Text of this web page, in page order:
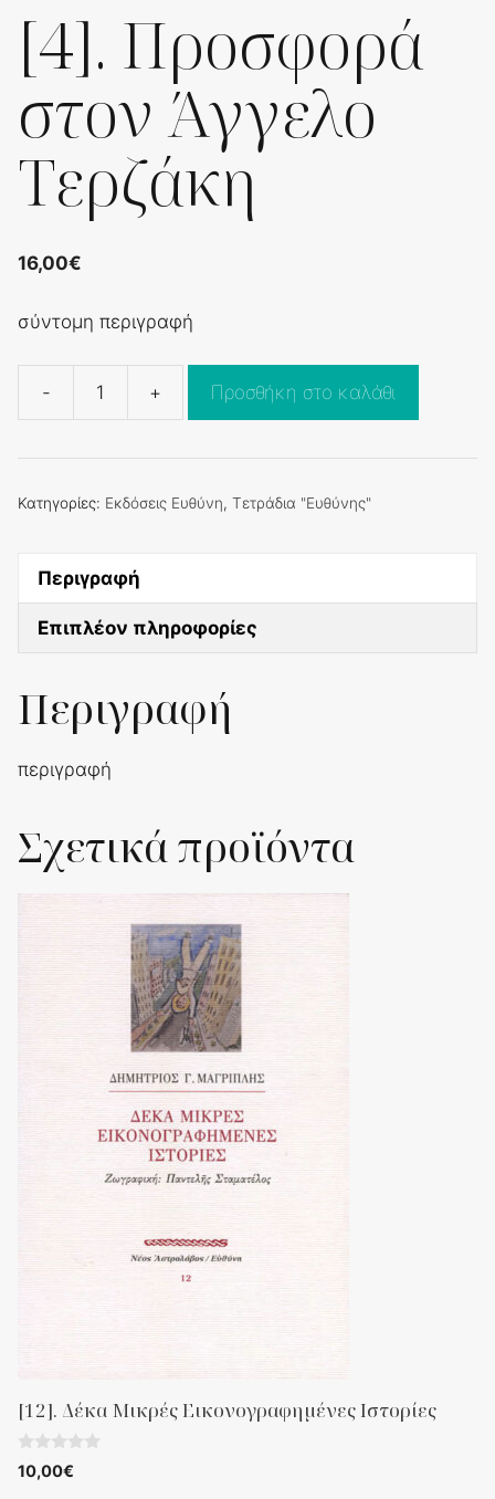
[4]. Προσφορά
στον Άγγελο
Τερζάκη
16,00€
σύντομη περιγραφή
-
στον
Άγγελο
+ Προσθήκη στο καλάθι
Κατηγορίες: Εκδόσεις Ευθύνη, Τετράδια "Ευθύνης"
Περιγραφή
Επιπλέον πληροφορίες
Περιγραφή
περιγραφή
Σχετικά προϊόντα
[12]. Δέκα Μικρές Εικονογραφημένες Ιστορίες
0
o
10,00€